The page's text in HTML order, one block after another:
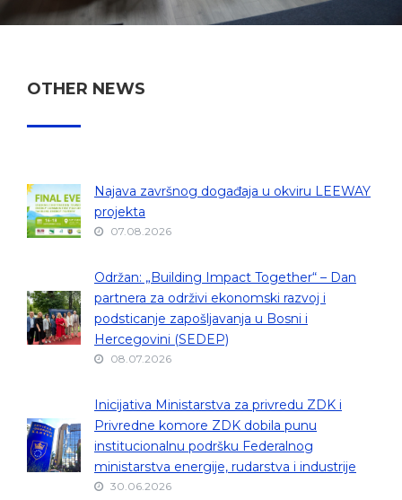
OTHER NEWS
Najava završnog događaja u okviru LEEWAY
projekta
07.08.2026
Održan: „Building Impact Together“ – Dan
partnera za održivi ekonomski razvoj i
podsticanje zapošljavanja u Bosni i
Hercegovini (SEDEP)
08.07.2026
Inicijativa Ministarstva za privredu ZDK i
Privredne komore ZDK dobila punu
institucionalnu podršku Federalnog
ministarstva energije, rudarstva i industrije
30.06.2026